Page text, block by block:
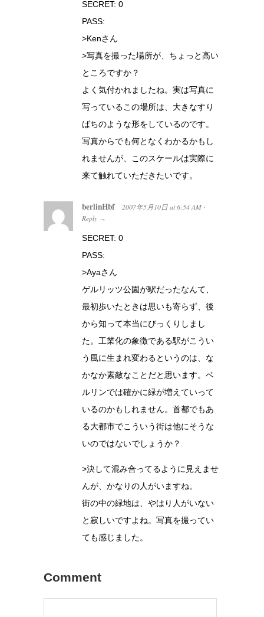
SECRET: 0
PASS:
>Kenさん
>写真を撮った場所が、ちょっと高い
ところですか？
よく気付かれましたね。実は写真に
写っているこの場所は、大きなすり
ばちのような形をしているのです。
写真からでも何となくわかるかもし
れませんが、このスケールは実際に
来て触れていただきたいです。
berlinHbf 2007年5月10日 at 6:54 AM ·
Reply →
SECRET: 0
PASS:
>Ayaさん
ゲルリッツ公園が駅だったなんて、
最初歩いたときは思いも寄らず、後
から知って本当にびっくりしまし
た。工業化の象徴である駅がこうい
う風に生まれ変わるというのは、な
かなか素敵なことだと思います。ベ
ルリンでは確かに緑が増えていって
いるのかもしれません。首都でもあ
る大都市でこういう街は他にそうな
いのではないでしょうか？
>決して混み合ってるように見えませ
んが、かなりの人がいますね。
街の中の緑地は、やはり人がいない
と寂しいですよね。写真を撮ってい
ても感じました。
Comment